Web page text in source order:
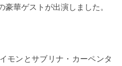
豪華ゲストが出演しました。
モンとサブリナ・カーペンタ